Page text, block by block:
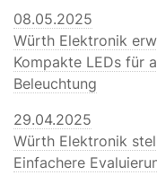
08.05.2025
Würth Elektronik
Kompakte LEDs für
Beleuchtung
29.04.2025
Würth Elektronik
Einfachere